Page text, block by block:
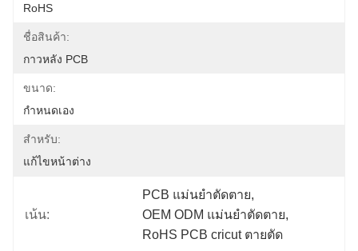
RoHS
ชื่อสินค้า:
กาวหลัง PCB
ขนาด:
กำหนดเอง
สำหรับ:
แก้ไขหน้าต่าง
เน้น:
PCB แม่นยำตัดตาย,
OEM ODM แม่นยำตัดตาย,
RoHS PCB cricut ตายตัด